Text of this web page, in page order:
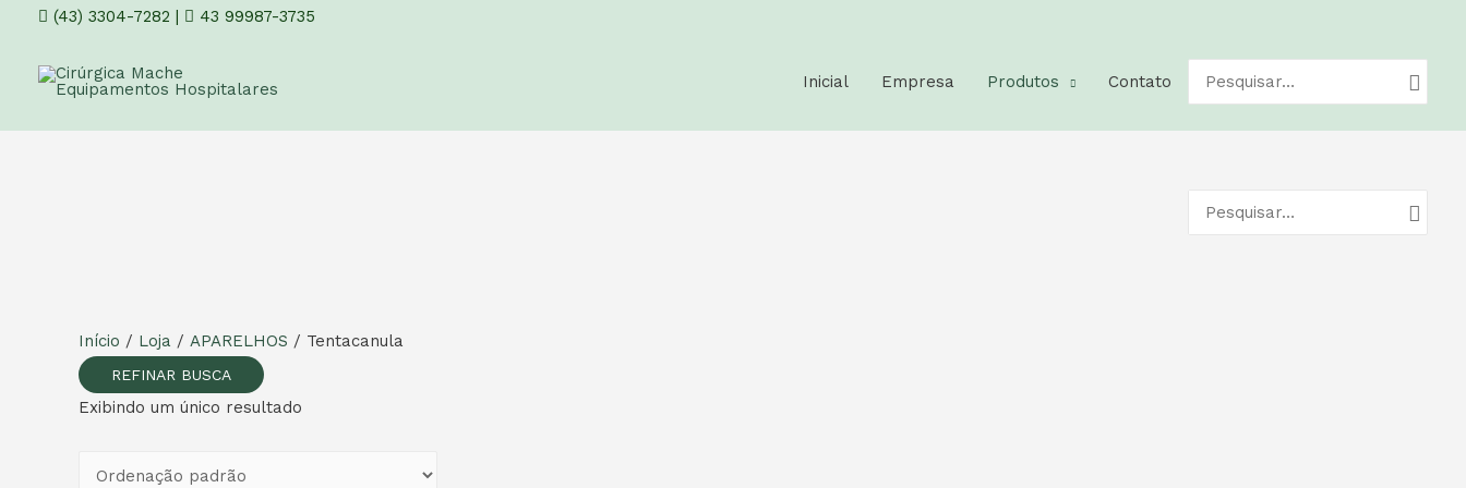
(43) 3304-7282 | 43 99987-3735
Inicial Empresa Produtos Contato
por:
por:
Início / Loja / APARELHOS / Tentacanula
REFINAR BUSCA
Exibindo um único resultado